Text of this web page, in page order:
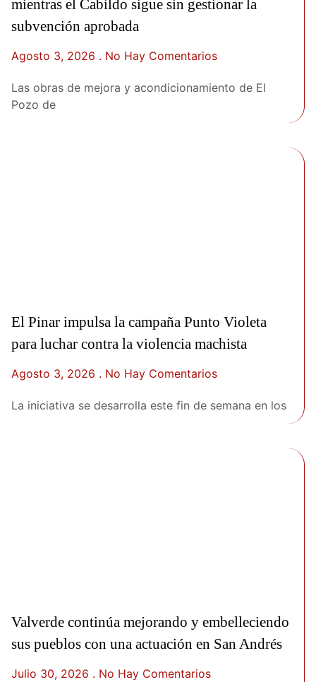
mientras el Cabildo sigue sin gestionar la
subvención aprobada
Agosto 3, 2026 No Hay Comentarios
Las obras de mejora y acondicionamiento de El
Pozo de
El Pinar impulsa la campaña Punto Violeta
para luchar contra la violencia machista
Agosto 3, 2026 No Hay Comentarios
La iniciativa se desarrolla este fin de semana en los
Valverde continúa mejorando y embelleciendo
sus pueblos con una actuación en San Andrés
Julio 30, 2026 No Hay Comentarios